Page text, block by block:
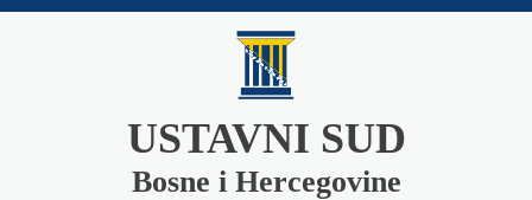
USTAVNI SUD
Bosne i Hercegovine